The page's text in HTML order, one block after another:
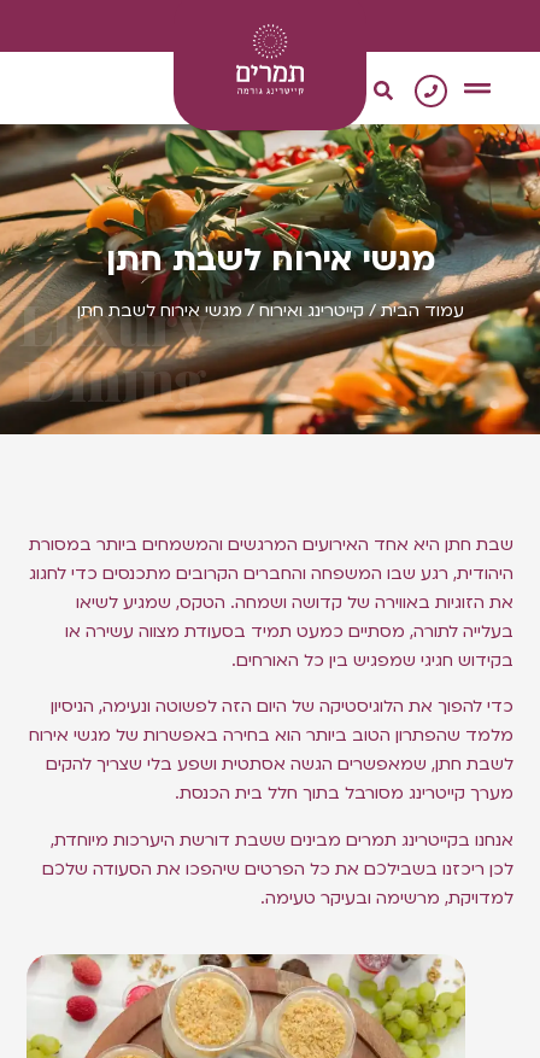
מגשי אירוח לשבת חתן
Luxury
Dining
עמוד הבית/קייטרינג ואירוח/ מגשי אירוח לשבת חתן
שבת חתן היא אחד האירועים המרגשים והמשמחים ביותר במסורת
היהודית, רגע שבו המשפחה והחברים הקרובים מתכנסים כדי לחגוג
את הזוגיות באווירה של קדושה ושמחה. הטקס, שמגיע לשיאו
בעלייה לתורה, מסתיים כמעט תמיד בסעודת מצווה עשירה או
בקידוש חגיגי שמפגיש בין כל האורחים.
כדי להפוך את הלוגיסטיקה של היום הזה לפשוטה ונעימה, הניסיון
מלמד שהפתרון הטוב ביותר הוא בחירה באפשרות של מגשי אירוח
לשבת חתן, שמאפשרים הגשה אסתטית ושפע בלי שצריך להקים
מערך קייטרינג מסורבל בתוך חלל בית הכנסת.
אנחנו בקייטרינג תמרים מבינים ששבת דורשת היערכות מיוחדת,
לכן ריכזנו בשבילכם את כל הפרטים שיהפכו את הסעודה שלכם
למדויקת, מרשימה ובעיקר טעימה.